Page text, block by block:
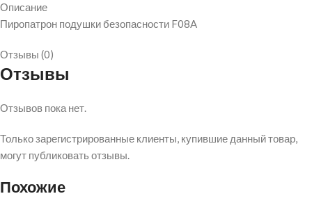
Описание
Пиропатрон подушки безопасности F08A
Отзывы (0)
Отзывы
Отзывов пока нет.
Только зарегистрированные клиенты, купившие данный товар,
могут публиковать отзывы.
Похожие